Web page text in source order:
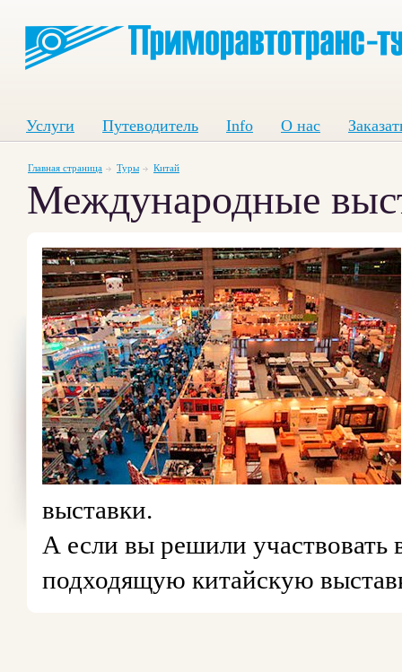
Услуги Путеводитель Info О нас
Главная страница Туры Китай
Международные
выставки.
А если вы решили участвовать
подходящую китайскую